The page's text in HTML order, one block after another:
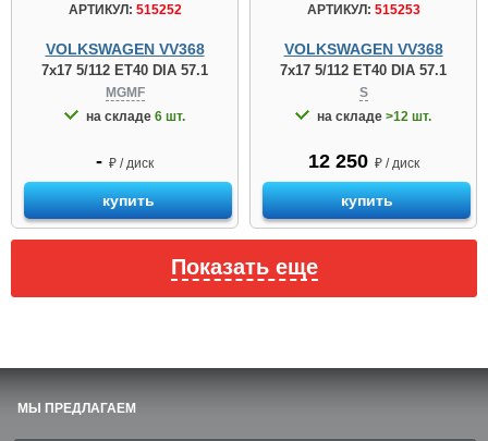
АРТИКУЛ: 515252
VOLKSWAGEN VV368
7x17 5/112 ET40 DIA 57.1
MGMF
на складе 6 шт.
- ₽ / диск
купить
АРТИКУЛ: 515253
VOLKSWAGEN VV368
7x17 5/112 ET40 DIA 57.1
S
на складе >12 шт.
12 250 ₽ / диск
купить
Показать еще
МЫ ПРЕДЛАГАЕМ